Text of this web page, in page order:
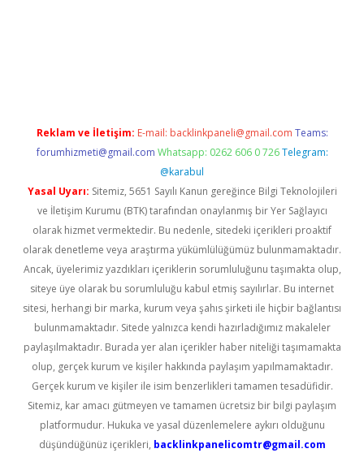
Reklam ve İletişim: E-mail: backlinkpaneli@gmail.com Teams:
forumhizmeti@gmail.com Whatsapp: 0262 606 0 726 Telegram:
@karabul
Yasal Uyarı: Sitemiz, 5651 Sayılı Kanun gereğince Bilgi Teknolojileri
ve İletişim Kurumu (BTK) tarafından onaylanmış bir Yer Sağlayıcı
olarak hizmet vermektedir. Bu nedenle, sitedeki içerikleri proaktif
olarak denetleme veya araştırma yükümlülüğümüz bulunmamaktadır.
Ancak, üyelerimiz yazdıkları içeriklerin sorumluluğunu taşımakta olup,
siteye üye olarak bu sorumluluğu kabul etmiş sayılırlar. Bu internet
sitesi, herhangi bir marka, kurum veya şahıs şirketi ile hiçbir bağlantısı
bulunmamaktadır. Sitede yalnızca kendi hazırladığımız makaleler
paylaşılmaktadır. Burada yer alan içerikler haber niteliği taşımamakta
olup, gerçek kurum ve kişiler hakkında paylaşım yapılmamaktadır.
Gerçek kurum ve kişiler ile isim benzerlikleri tamamen tesadüfidir.
Sitemiz, kar amacı gütmeyen ve tamamen ücretsiz bir bilgi paylaşım
platformudur. Hukuka ve yasal düzenlemelere aykırı olduğunu
düşündüğünüz içerikleri, backlinkpanelicomtr@gmail.com